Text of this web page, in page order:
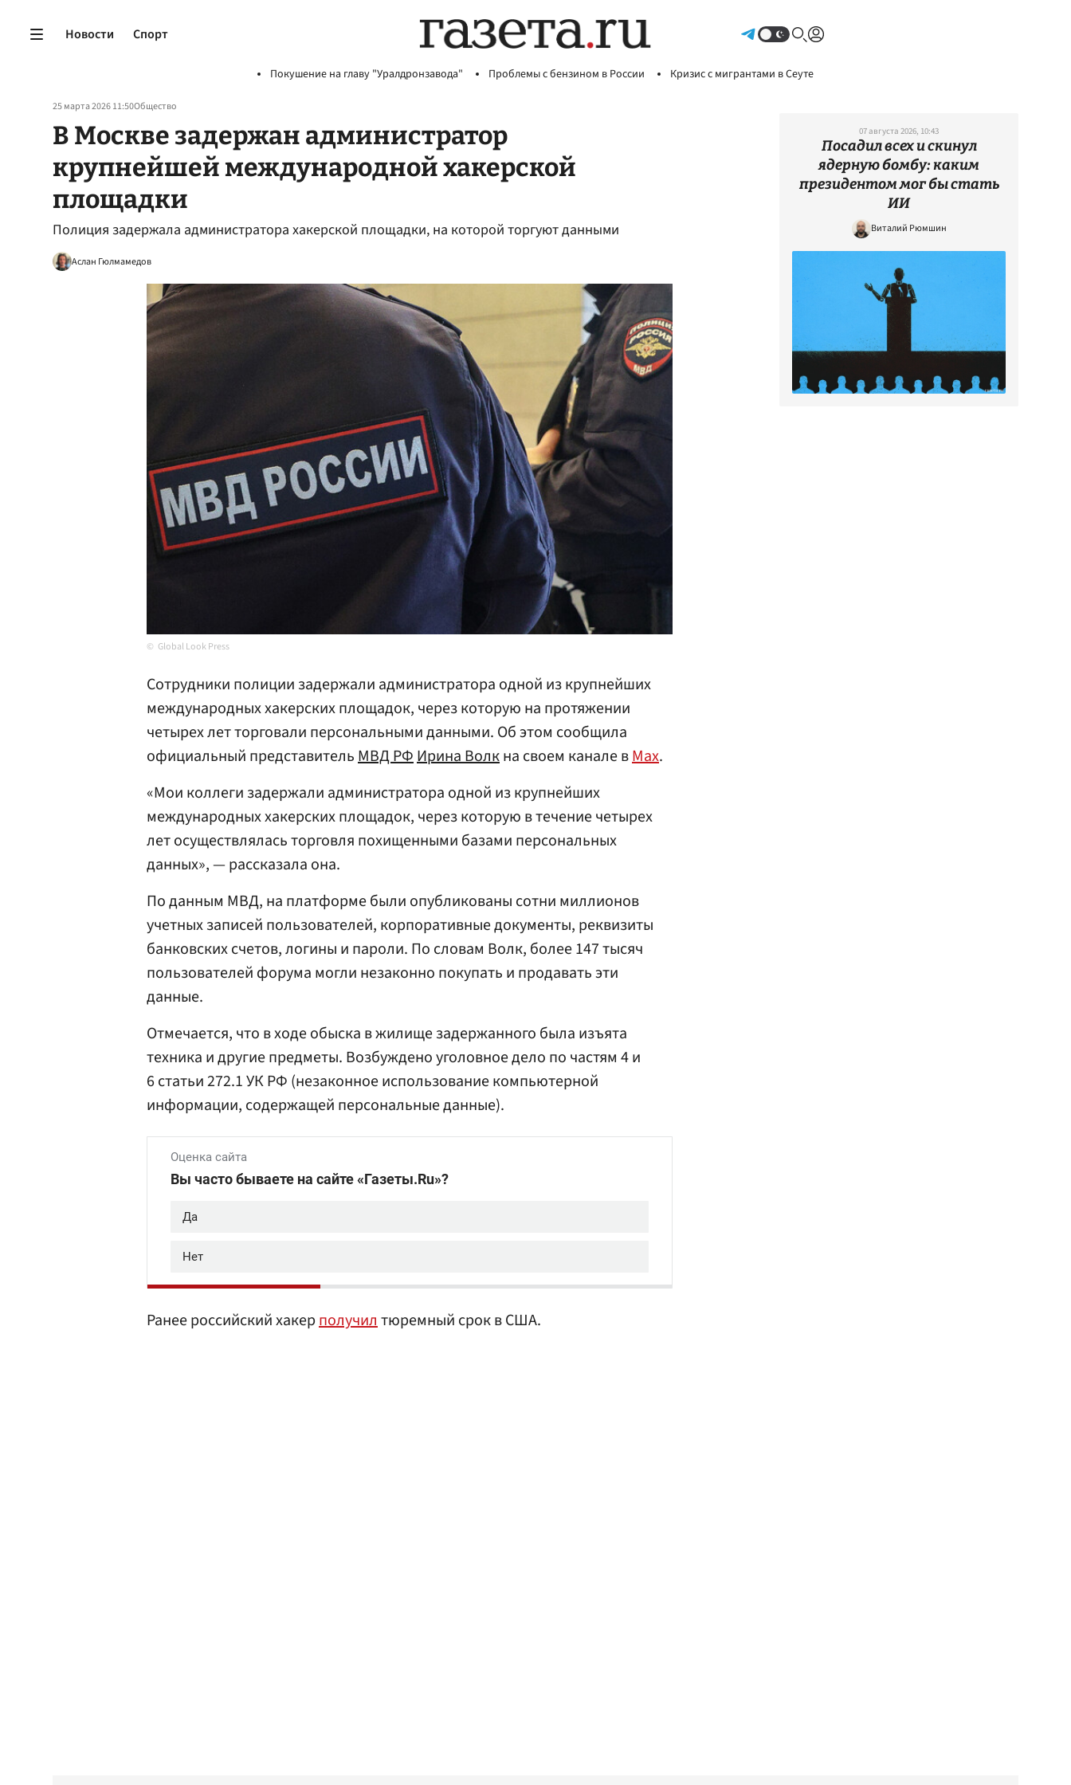
Новости Спорт
Покушение на главу "Уралдронзавода" Проблемы с бензином в России Кризис с мигрантами в Сеуте
25 марта 2026 11:50Общество
В Москве задержан администратор
крупнейшей международной хакерской
площадки
Полиция задержала администратора хакерской площадки, на которой торгуют данными
Аслан Гюлмамедов
Global Look Press
Сотрудники полиции задержали администратора одной из крупнейших
международных хакерских площадок, через которую на протяжении
четырех лет торговали персональными данными. Об этом сообщила
официальный представительМВД РФИрина Волкна своем канале вMax.
‍«Мои коллеги задержали администратора одной из крупнейших
международных хакерских площадок, через которую в течение четырех
лет осуществлялась торговля похищенными базами персональных
данных», — рассказала она.
По данным МВД, на платформе были опубликованы сотни миллионов
учетных записей пользователей, корпоративные документы, реквизиты
банковских счетов, логины и пароли. По словам Волк, более 147 тысяч
пользователей форума могли незаконно покупать и продавать эти
данные.
Отмечается, что в ходе обыска в жилище задержанного была изъята
техника и другие предметы. Возбуждено уголовное дело по частям 4 и
6 статьи 272.1 УК РФ (незаконное использование компьютерной
информации, содержащей персональные данные).
Ранее российский хакерполучилтюремный срок в США.
07 августа 2026, 10:43
Посадил всех и скинул
ядерную бомбу: каким
президентом мог бы стать
ИИ
Виталий Рюмшин